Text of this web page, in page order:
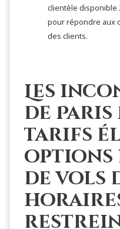
clientèle disponible
pour répondre aux
des clients.
Les
de Paris
tarifs
options
de vols